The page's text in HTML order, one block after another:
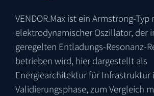
VENDOR.Max ist ein Armstrong-
elektrodynamischer Oszillator, der
geregelten Entladungs-Resonanz-
betrieben wird, hier dargestellt als
Energiearchitektur für Infrastruktur
Validierungsphase, zum Vergleich